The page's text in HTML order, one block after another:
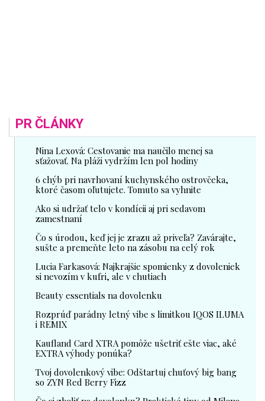
PR ČLÁNKY
Nina Lexová: Cestovanie ma naučilo menej sa
sťažovať. Na pláži vydržím len pol hodiny
6 chýb pri navrhovaní kuchynského ostrovčeka,
ktoré časom oľutujete. Tomuto sa vyhnite
Ako si udržať telo v kondícii aj pri sedavom
zamestnaní
Čo s úrodou, keď jej je zrazu až priveľa? Zavárajte,
sušte a premeňte leto na zásobu na celý rok
Lucia Farkasová: Najkrajšie spomienky z dovoleniek
si nevozím v kufri, ale v chutiach
Beauty essentials na dovolenku
Rozprúď parádny letný vibe s limitkou IQOS ILUMA
i REMIX
Kaufland Card XTRA pomôže ušetriť ešte viac, aké
EXTRA výhody ponúka?
Tvoj dovolenkový vibe: Odštartuj chuťový big bang
so ZYN Red Berry Fizz